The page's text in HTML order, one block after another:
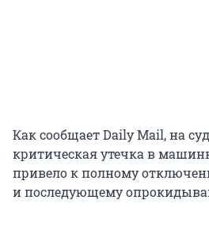
Как сообщает Daily Mail,на
критическая утечка в
привело к полному
и последующему